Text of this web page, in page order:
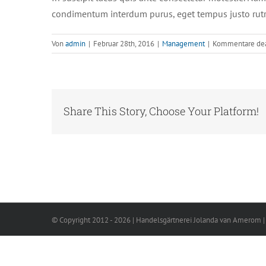
condimentum interdum purus, eget tempus justo
Vonadmin | Februar 28th, 2016 | Management | Kommentare
Share This Story, Choose Your Platform!
© Copyright 2012 - 2026 | Handelsgärtnerei Jolanda van Amerom |